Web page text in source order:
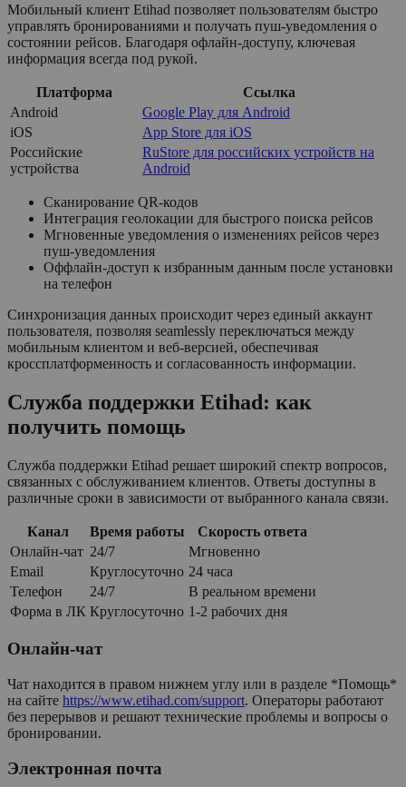
Мобильный клиент Etihad позволяет пользователям быстро
управлять бронированиями и получать пуш-уведомления о
состоянии рейсов. Благодаря офлайн-доступу, ключевая
информация всегда под рукой.
Платформа
Ссылка
Android
Google Play для Android
iOS
App Store для iOS
Российские
устройства
RuStore для российских устройств на
Android
Сканирование QR-кодов
Интеграция геолокации для быстрого поиска рейсов
Мгновенные уведомления о изменениях рейсов через
пуш-уведомления
Оффлайн-доступ к избранным данным после установки
на телефон
Синхронизация данных происходит через единый аккаунт
пользователя, позволяя seamlessly переключаться между
мобильным клиентом и веб-версией, обеспечивая
кроссплатформенность и согласованность информации.
Служба поддержки Etihad: как
получить помощь
Служба поддержки Etihad решает широкий спектр вопросов,
связанных с обслуживанием клиентов. Ответы доступны в
различные сроки в зависимости от выбранного канала связи.
Канал Время работы
Скорость ответа
Онлайн-чат 24/7
Мгновенно
Email
Круглосуточно 24 часа
Телефон
24/7
В реальном времени
Форма в ЛК Круглосуточно 1-2 рабочих дня
Онлайн-чат
Чат находится в правом нижнем углу или в разделе *Помощь*
на сайте https://www.etihad.com/support. Операторы работают
без перерывов и решают технические проблемы и вопросы о
бронировании.
Электронная почта